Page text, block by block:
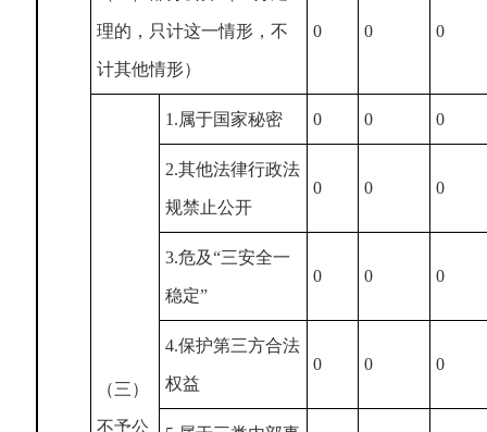
理的，只计这一情形，不
计其他情形）
0 0 0
（三）
不予公
1.属于国家秘密 0 0 0
2.其他法律行政法
规禁止公开
0 0 0
3.危及“三安全一
稳定”
0 0 0
4.保护第三方合法
权益
0 0 0